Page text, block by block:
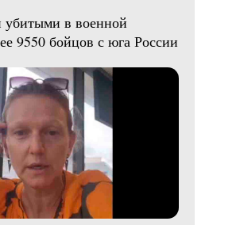
убитыми в военной
9550 бойцов с юга России